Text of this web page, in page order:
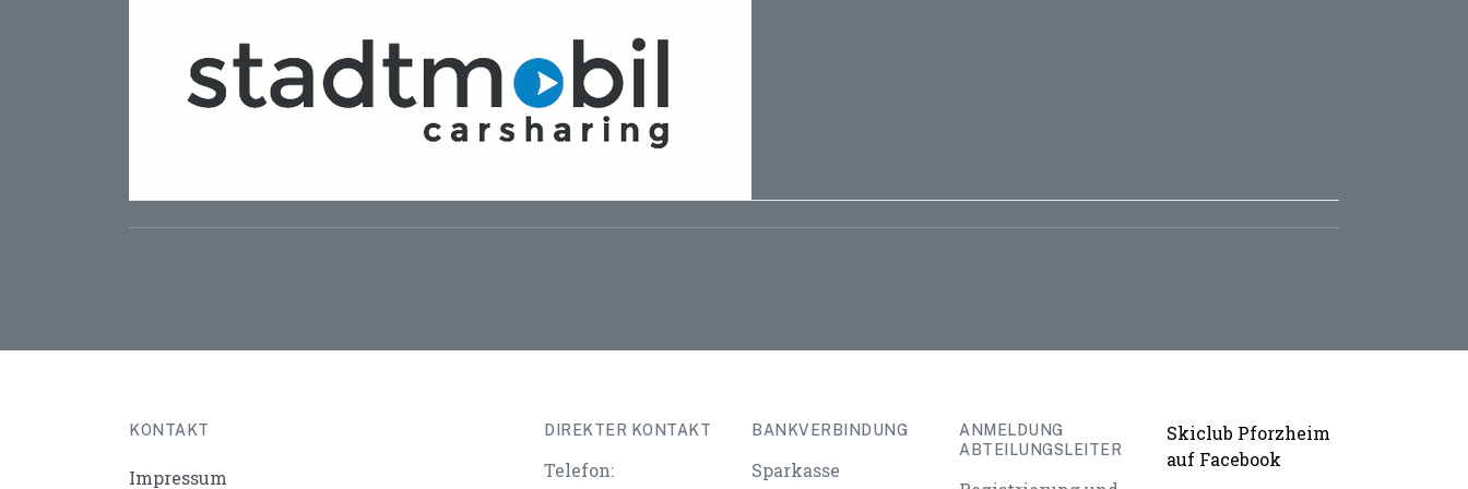
KONTAKT
Impressum
DIREKTER KONTAKT
Telefon:
BANKVERBINDUNG
Sparkasse
ANMELDUNG
ABTEILUNGSLEITER
Skiclub Pforzheim
auf Facebook